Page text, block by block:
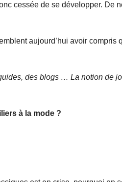
cessée de se développer.
aujourd’hui avoir compris
des blogs … La notion de
à la mode ?